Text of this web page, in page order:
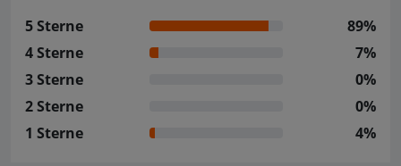
5 Sterne
89%
4 Sterne
7%
3 Sterne
0%
2 Sterne
0%
1 Sterne
4%